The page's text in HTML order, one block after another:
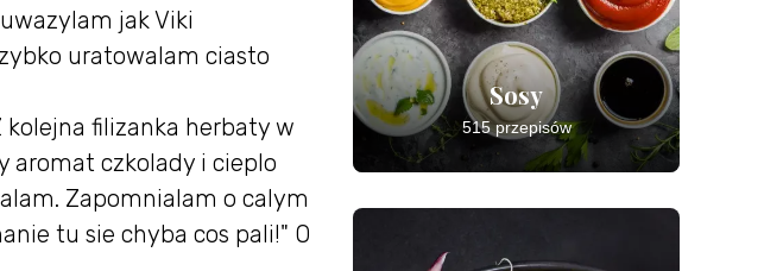
jak Viki
uratowalam ciasto
filizanka herbaty w
aromat czkolady i cieplo
Zapomnialam o calym
tu sie chyba cos pali!" O
Sosy
515 przepisów